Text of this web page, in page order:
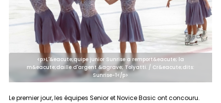
<p>L'&eacute;quipe junior Sunrise a remport&eacute; la
m&eacute;daille d'argent &agrave; Tolyatti. / Cr&eacute;dits:
Sunrise-1</p>
Le premier jour, les équipes Senior et Novice Basic ont concouru.